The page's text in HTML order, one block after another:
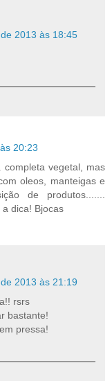
2013 às 18:45
20:23
vegetal, mas
oleos, manteigas e
de produtos.......
dica! Bjocas
2013 às 21:19
rsrs
bastante!
pressa!